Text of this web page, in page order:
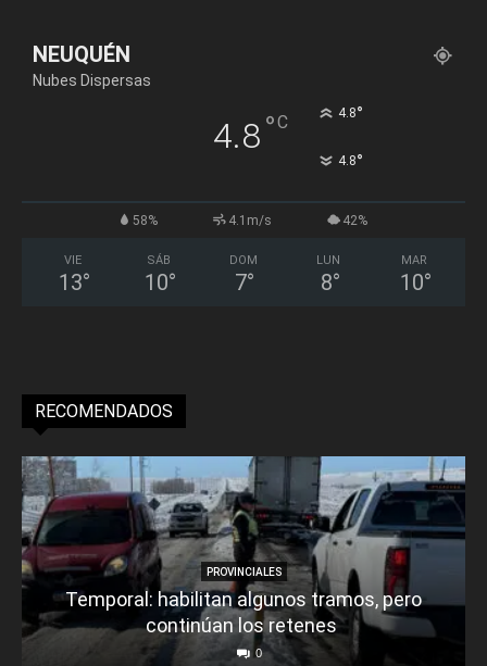
NEUQUÉN
Nubes Dispersas
4.8°C 4.8°
4.8°
58% 4.1m/s 42%
VIE
13°
SÁB
10°
DOM
7°
LUN
8°
MAR
10°
RECOMENDADOS
PROVINCIALES
Temporal: habilitan algunos tramos, pero
continúan los retenes
0